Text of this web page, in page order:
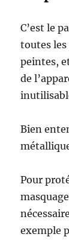
C’est le
toutes
peintes,
de
Bien
Pour
exemple